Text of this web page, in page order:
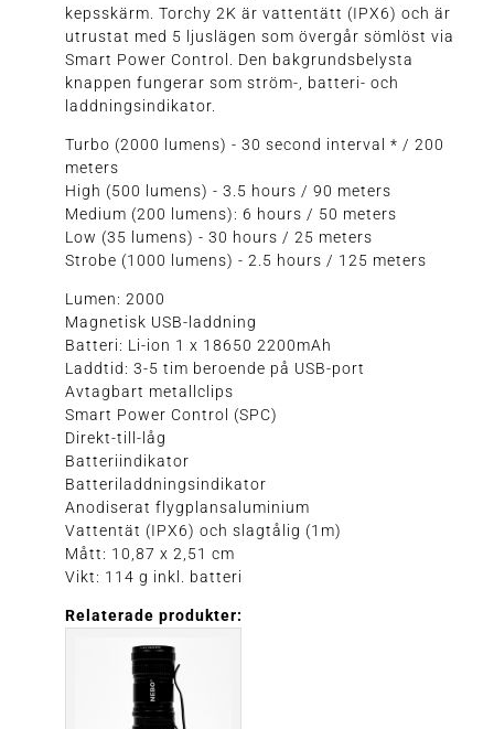
kepsskärm. Torchy 2K är vattentätt (IPX6) och är
utrustat med 5 ljuslägen som övergår sömlöst via
Smart Power Control. Den bakgrundsbelysta
knappen fungerar som ström-, batteri- och
laddningsindikator.
Turbo (2000 lumens) - 30 second interval * / 200
meters
High (500 lumens) - 3.5 hours / 90 meters
Medium (200 lumens): 6 hours / 50 meters
Low (35 lumens) - 30 hours / 25 meters
Strobe (1000 lumens) - 2.5 hours / 125 meters
Lumen: 2000
Magnetisk USB-laddning
Batteri: Li-ion 1 x 18650 2200mAh
Laddtid: 3-5 tim beroende på USB-port
Avtagbart metallclips
Smart Power Control (SPC)
Direkt-till-låg
Batteriindikator
Batteriladdningsindikator
Anodiserat flygplansaluminium
Vattentät (IPX6) och slagtålig (1m)
Mått: 10,87 x 2,51 cm
Vikt: 114 g inkl. batteri
Relaterade produkter: